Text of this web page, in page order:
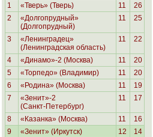
1
«Тверь» (Тверь) 11
26
2
«Долгопрудный»
(Долгопрудный)
11 25
3
«Ленинградец»
(Ленинградская область)
11 22
4 «Динамо»-2 (Москва) 11
20
5
«Торпедо» (Владимир) 11
20
6
«Родина» (Москва) 11
19
7
«Зенит»-2
(Санкт-Петербург)
11 17
8 «Казанка» (Москва) 11
16
9
«Зенит» (Иркутск) 12
14